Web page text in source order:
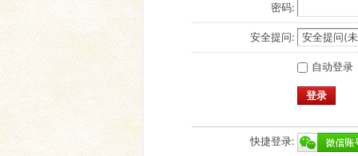
密码:
安全提问:
自动登录
登录
快捷登录: